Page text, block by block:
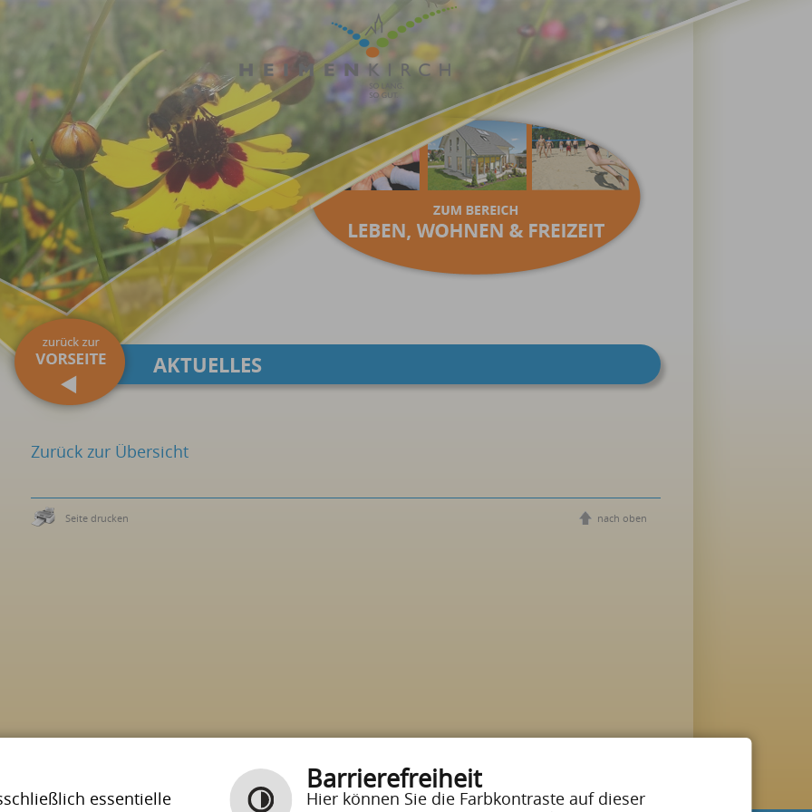
AKTUELLES
Zurück zur Übersicht
Seite drucken nach oben
essentielle
Barrierefreiheit
Hier können Sie die Farbkontraste auf dieser